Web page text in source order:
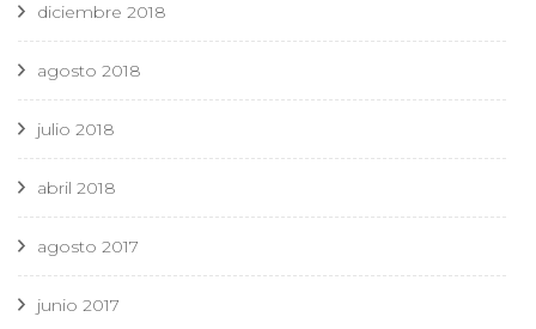
diciembre 2018
agosto 2018
julio 2018
abril 2018
agosto 2017
junio 2017